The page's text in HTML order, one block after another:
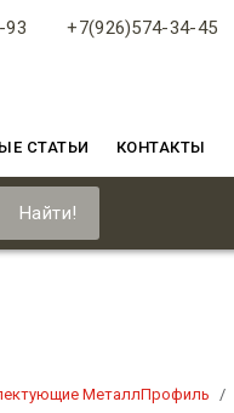
93 +7(926)574-34-45
СТАТЬИ КОНТАКТЫ
Найти!
МеталлПрофиль